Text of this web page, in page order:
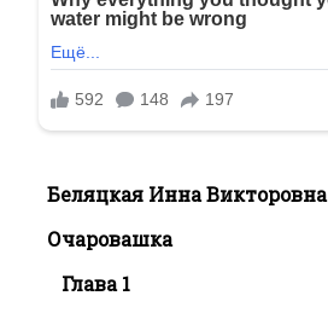
Беляцкая Инна Викторовна
Очаровашка
Глава 1